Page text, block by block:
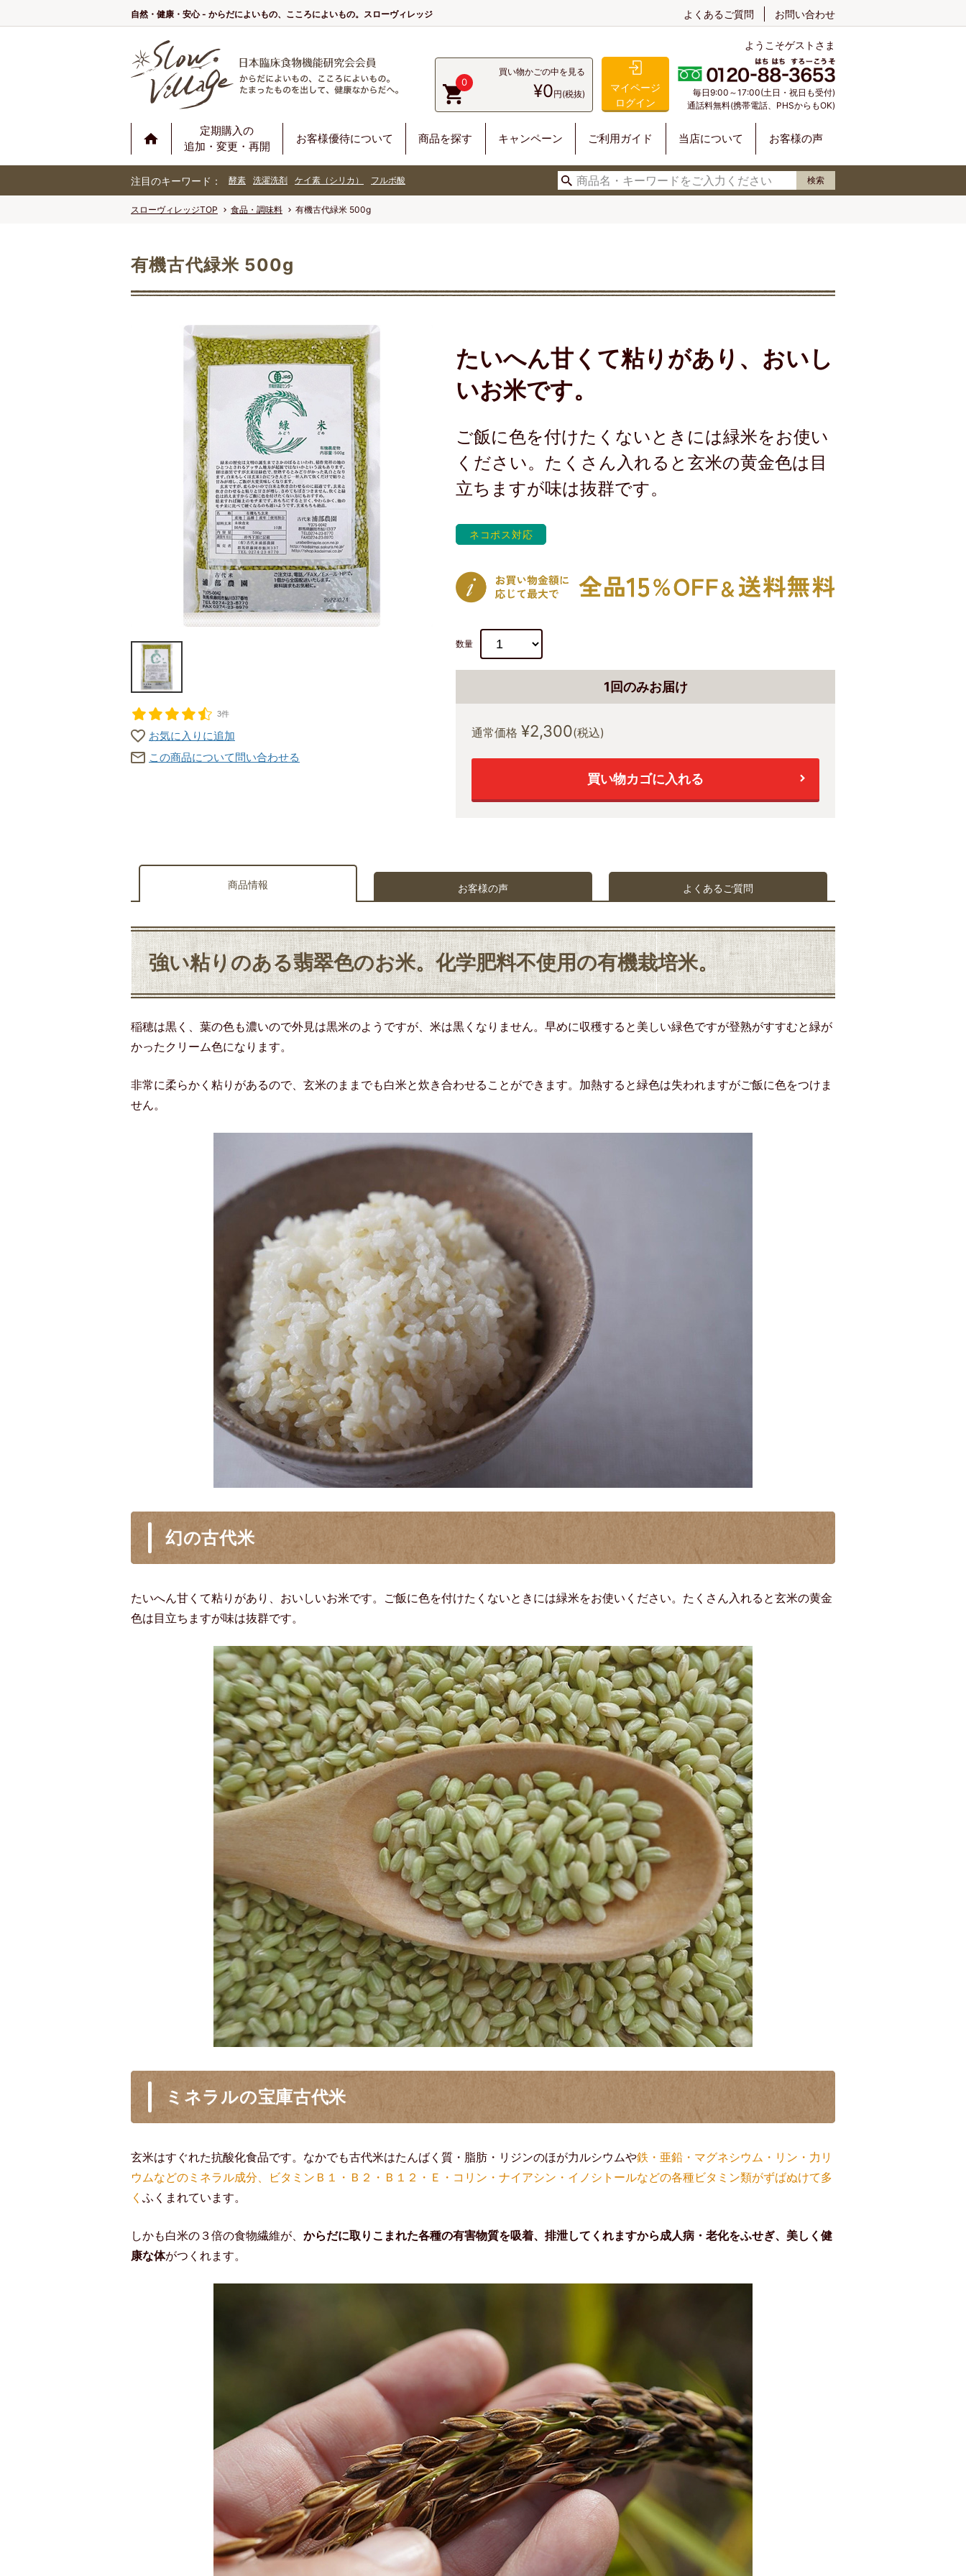
自然・健康・安心 - からだによいもの、こころによいもの。スローヴィレッジ よくあるご質問 お問い合わせ
ようこそゲストさま
0
買い物かごの中を見る
¥0円(税抜)
マイページ
ログイン
毎日9:00～17:00(土日・祝日も受付)
通話料無料(携帯電話、PHSからもOK)
定期購入の
追加・変更・再開
お客様優待について 商品を探す キャンペーン ご利用ガイド 当店について お客様の声
注目のキーワード： 酵素 洗濯洗剤 ケイ素（シリカ） フルボ酸 検索
スローヴィレッジTOP 食品・調味料 有機古代緑米 500g
有機古代緑米 500g
3件
お気に入りに追加
この商品について問い合わせる
たいへん甘くて粘りがあり、おいし
いお米です。
ご飯に色を付けたくないときには緑米をお使い
ください。たくさん入れると玄米の黄金色は目
立ちますが味は抜群です。
ネコポス対応
数量
1回のみお届け
通常価格 ¥2,300(税込)
買い物カゴに入れる
商品情報 お客様の声 よくあるご質問
強い粘りのある翡翠色のお米。化学肥料不使用の有機栽培米。
稲穂は黒く、葉の色も濃いので外見は黒米のようですが、米は黒くなりません。早めに収穫すると美しい緑色ですが登熟がすすむと緑が
かったクリーム色になります。
非常に柔らかく粘りがあるので、玄米のままでも白米と炊き合わせることができます。加熱すると緑色は失われますがご飯に色をつけま
せん。
幻の古代米
たいへん甘くて粘りがあり、おいしいお米です。ご飯に色を付けたくないときには緑米をお使いください。たくさん入れると玄米の黄金
色は目立ちますが味は抜群です。
ミネラルの宝庫古代米
玄米はすぐれた抗酸化食品です。なかでも古代米はたんばく質・脂肪・リジンのほが力ルシウムや鉄・亜鉛・マグネシウム・リン・力リ
ウムなどのミネラル成分、ビタミンＢ１・Ｂ２・Ｂ１２・Ｅ・コリン・ナイアシン・イノシトールなどの各種ビタミン類がずばぬけて多
く ふくまれています。
しかも白米の３倍の食物繊維が、 からだに取りこまれた各種の有害物質を吸着、排泄してくれますから成人病・老化をふせぎ、美しく健
康な体がつくれます。